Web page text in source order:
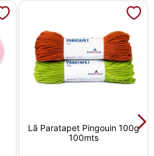
Lã Paratapet Pingouin 100g
100mts